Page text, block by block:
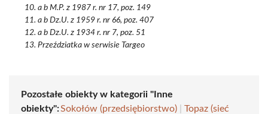
a b M.P. z 1987 r. nr 17, poz. 149
a b Dz.U. z 1959 r. nr 66, poz. 407
a b Dz.U. z 1934 r. nr 7, poz. 51
Przeździatka w serwisie Targeo
Pozostałe obiekty w kategorii "Inne
obiekty":Sokołów (przedsiębiorstwo)
Topaz (sieć